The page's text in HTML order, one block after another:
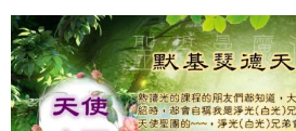
7-11取貨付款
每筆NT$80，滿NT$3,000(含以上)免運費
賣家宅配幫您送（台灣）